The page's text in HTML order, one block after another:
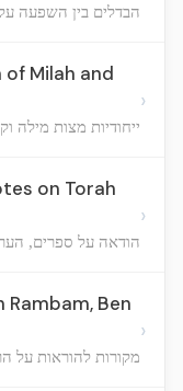
הבדלים בין השפעה
Milah and
ייחודיות מצות מילה
›
on Torah
הודאה על ספרים,
›
Ben
מקורות להוראות על
›